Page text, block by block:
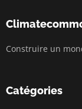
Construire un
Catégories